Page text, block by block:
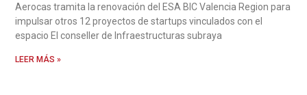
Aerocas tramita la renovación del ESA BIC Valencia Region para
impulsar otros 12 proyectos de startups vinculados con el
espacio El conseller de Infraestructuras subraya
LEER MÁS »